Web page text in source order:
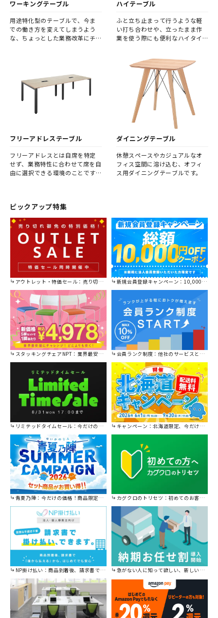
ワーキングテーブル
用途特化型のテーブルで、今ま
での働き方を変えてしまうよう
な、ちょっとした業務改革にチ
ハイテーブル
ふと立ち止まって行うような軽
い打ち合わせや、立ったまま作
業を使う際にも便利なハイタイ
フリーアドレステーブル
フリーアドレスとは自席を特定
せず、業務特性に合わせて席を自
由に選択できる環境のことです。
境を実現します。 また、席を固
定しないことで、社員同士の着
席位置が都度変わり、より活発
なコミュニケーションが期待で
きます。
ダイニングテーブル
休憩スペースやカジュアルなオ
フィス空間に溶け込む、オフィ
ス用ダイニングテーブルです。
ピックアップ特集
アウトレット・特価セール：売り切れ御免の特別価格！ 新規会員登録キャンペーン：10,000円OFFクーポン進呈中！
スタッキングチェアNPT：業界最安値に挑戦！ 会員ランク制度：他社のサービスと比較してください。
リミテッドタイムセール：今だけの限定セール。 キャンペーン：北海道限定、今だけ送料無料！
青夏乃陣：今だけの価格！商品限定セール開催中です。 カグクロのトリセツ：初めてのお客様はこちら。
NP掛け払い：商品到着後、請求書で後から払えます。 急がない人に知って欲しい、新しい割引を始めました。